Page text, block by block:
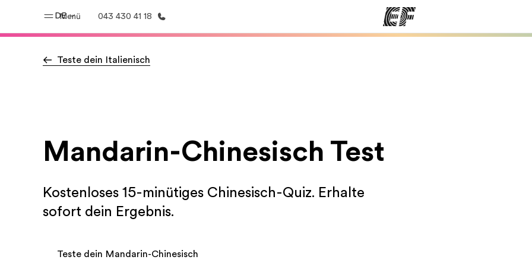
Menü
DE 043 430 41 18
Teste dein Italienisch
Mandarin-Chinesisch Test
Kostenloses 15-minütiges Chinesisch-Quiz. Erhalte
sofort dein Ergebnis.
Teste dein Mandarin-Chinesisch